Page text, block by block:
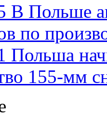
В Польше
по
Польша
155-мм